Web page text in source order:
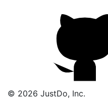
© 2026 JustDo, Inc.